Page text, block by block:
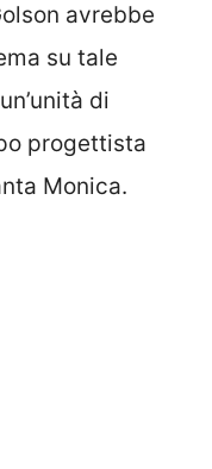
avrebbe
su tale
di
progettista
Monica.